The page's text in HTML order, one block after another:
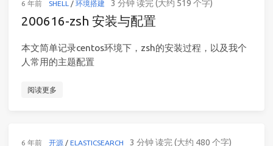
6 年前 SHELL / 环境搭建 3 分钟 读完 (大约 519 个字)
200616-zsh 安装与配置
本文简单记录centos环境下，zsh的安装过程，以及我个
人常用的主题配置
阅读更多
6 年前 开源/ ELASTICSEARCH 3 分钟 读完 (大约 480 个字)